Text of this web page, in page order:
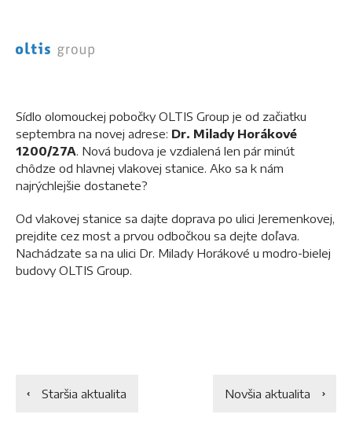
Sídlo olomouckej pobočky OLTIS Group je od začiatku
septembra na novej adrese: Dr. Milady Horákové
1200/27A. Nová budova je vzdialená len pár minút
chôdze od hlavnej vlakovej stanice. Ako sa k nám
najrýchlejšie dostanete?
Od vlakovej stanice sa dajte doprava po ulici Jeremenkovej,
prejdite cez most a prvou odbočkou sa dejte doľava.
Nachádzate sa na ulici Dr. Milady Horákové u modro-bielej
budovy OLTIS Group.
Staršia aktualita Novšia aktualita